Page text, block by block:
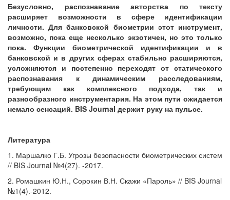
Безусловно, распознавание авторства по тексту
расширяет возможности в сфере идентификации
личности. Для банковской биометрии этот инструмент,
возможно, пока еще несколько экзотичен, но это только
пока. Функции биометрической идентификации и в
банковской и в других сферах стабильно расширяются,
усложняются и постепенно переходят от статического
распознавания к динамическим расследованиям,
требующим как комплексного подхода, так и
разнообразного инструментария. На этом пути ожидается
немало сенсаций. BIS Journal держит руку на пульсе.
Литература
1. Маршалко Г.Б. Угрозы безопасности биометрических систем
// BIS Journal №4(27). -2017.
2. Ромашкин Ю.Н., Сорокин В.Н. Скажи «Пароль» // BIS Journal
№1(4).-2012.